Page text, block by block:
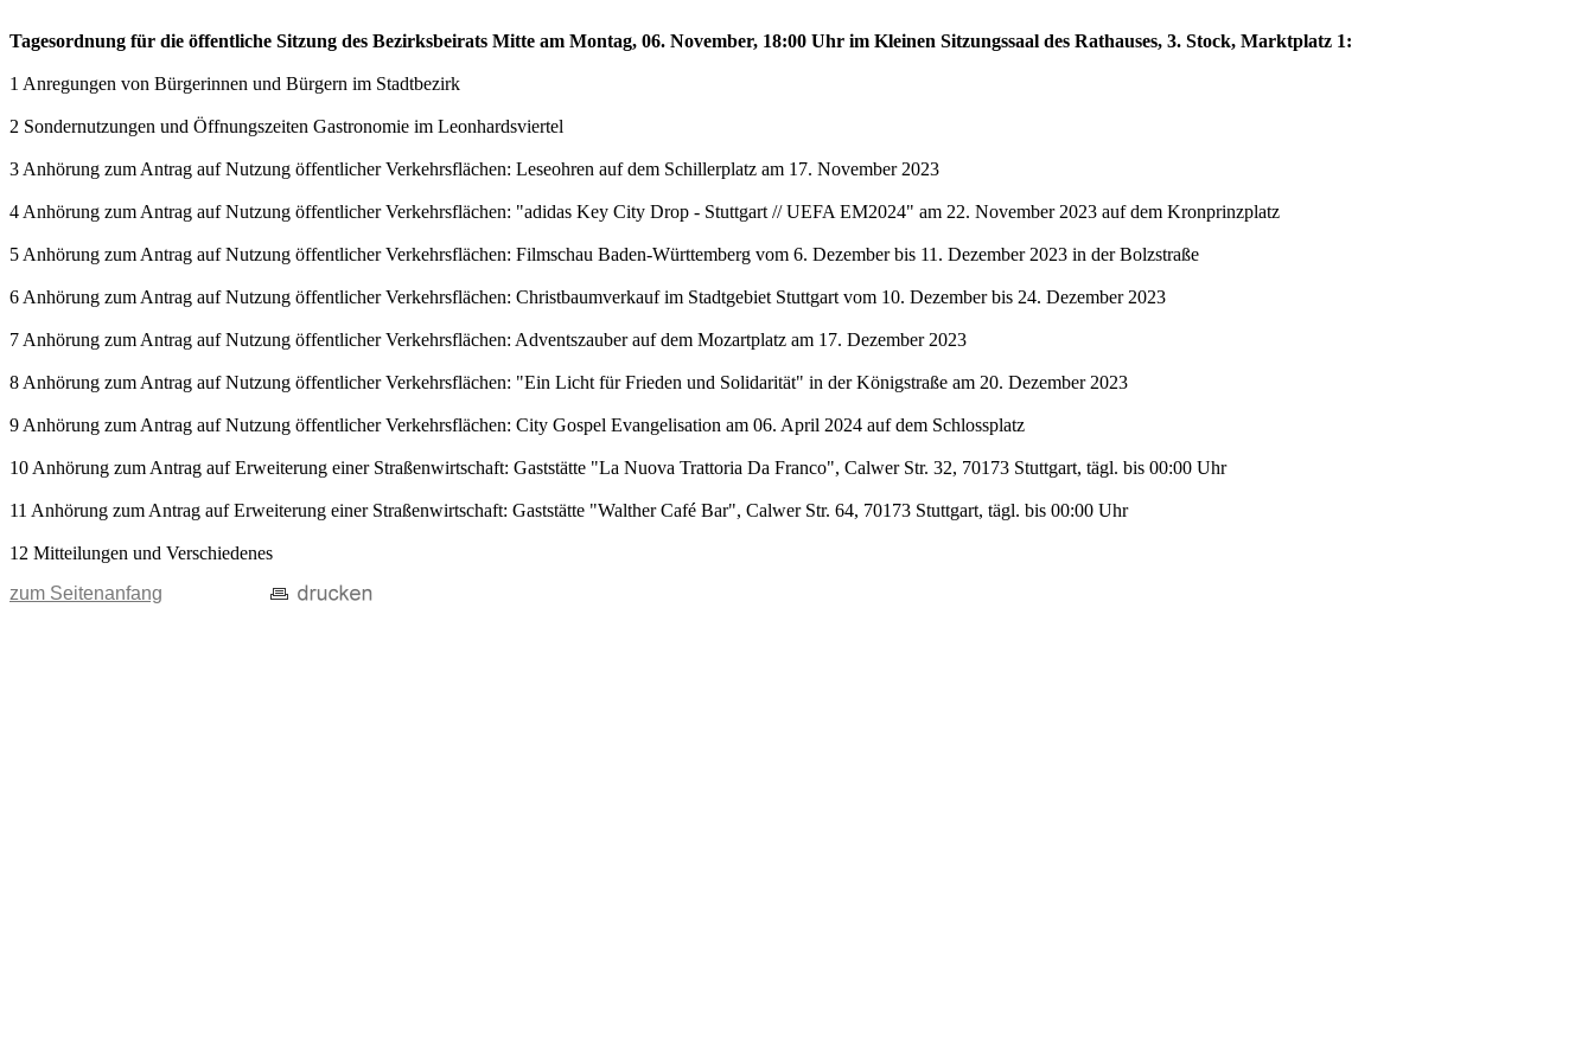
Tagesordnung für die öffentliche Sitzung des Bezirksbeirats Mitte am Montag, 06. November, 18:00 Uhr im Kleinen Sitzungssaal des Rathauses, 3. Stock, Marktplatz 1:
1 Anregungen von Bürgerinnen und Bürgern im Stadtbezirk
2 Sondernutzungen und Öffnungszeiten Gastronomie im Leonhardsviertel
3 Anhörung zum Antrag auf Nutzung öffentlicher Verkehrsflächen: Leseohren auf dem Schillerplatz am 17. November 2023
4 Anhörung zum Antrag auf Nutzung öffentlicher Verkehrsflächen: "adidas Key City Drop - Stuttgart // UEFA EM2024" am 22. November 2023 auf dem Kronprinzplatz
5 Anhörung zum Antrag auf Nutzung öffentlicher Verkehrsflächen: Filmschau Baden-Württemberg vom 6. Dezember bis 11. Dezember 2023 in der Bolzstraße
6 Anhörung zum Antrag auf Nutzung öffentlicher Verkehrsflächen: Christbaumverkauf im Stadtgebiet Stuttgart vom 10. Dezember bis 24. Dezember 2023
7 Anhörung zum Antrag auf Nutzung öffentlicher Verkehrsflächen: Adventszauber auf dem Mozartplatz am 17. Dezember 2023
8 Anhörung zum Antrag auf Nutzung öffentlicher Verkehrsflächen: "Ein Licht für Frieden und Solidarität" in der Königstraße am 20. Dezember 2023
9 Anhörung zum Antrag auf Nutzung öffentlicher Verkehrsflächen: City Gospel Evangelisation am 06. April 2024 auf dem Schlossplatz
10 Anhörung zum Antrag auf Erweiterung einer Straßenwirtschaft: Gaststätte "La Nuova Trattoria Da Franco", Calwer Str. 32, 70173 Stuttgart, tägl. bis 00:00 Uhr
11 Anhörung zum Antrag auf Erweiterung einer Straßenwirtschaft: Gaststätte "Walther Café Bar", Calwer Str. 64, 70173 Stuttgart, tägl. bis 00:00 Uhr
12 Mitteilungen und Verschiedenes
zum Seitenanfang